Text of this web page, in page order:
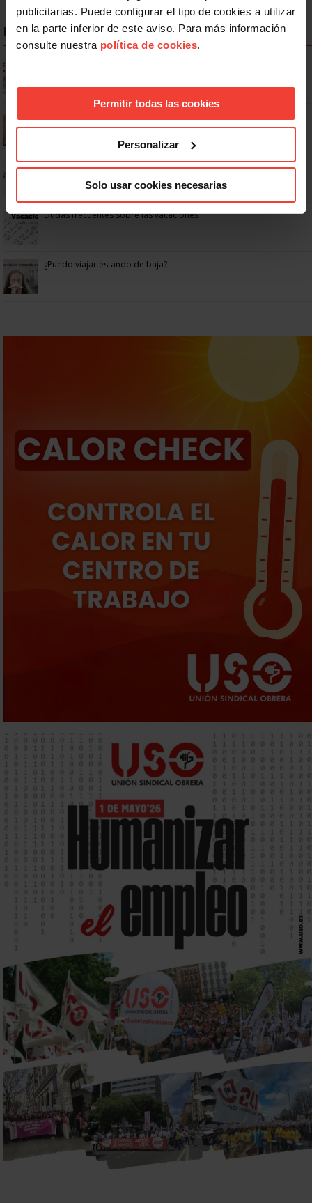
publicitarias. Puede configurar el tipo de cookies a utilizar
en la parte inferior de este aviso. Para más información
consulte nuestra política de cookies.
Permitir todas las cookies
Personalizar
Solo usar cookies necesarias
NOTICIAS MÁS LEÍDAS
anticipada por discapacidad
No: si un festivo cae en sábado, no tienen por qué darte un día
Dudas frecuentes sobre las vacaciones
¿Puedo viajar estando de baja?